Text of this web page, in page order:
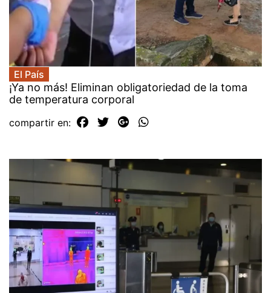
El País
¡Ya no más! Eliminan obligatoriedad de la toma
de temperatura corporal
compartir en: